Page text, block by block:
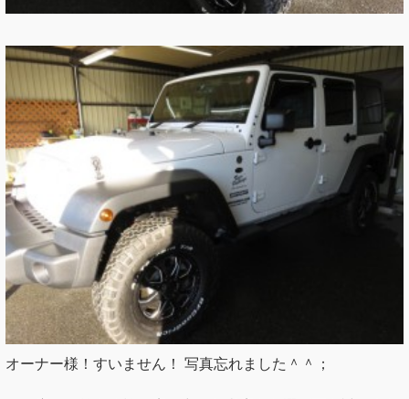
オーナー様！すいません！ 写真忘れました＾＾；